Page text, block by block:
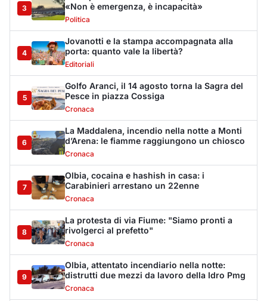
3
«Non è emergenza, è incapacità»
Politica
4
Jovanotti e la stampa accompagnata alla
porta: quanto vale la libertà?
Editoriali
5
Golfo Aranci, il 14 agosto torna la Sagra del
Pesce in piazza Cossiga
Cronaca
6
La Maddalena, incendio nella notte a Monti
d’Arena: le fiamme raggiungono un chiosco
Cronaca
7
Olbia, cocaina e hashish in casa: i
Carabinieri arrestano un 22enne
Cronaca
8
La protesta di via Fiume: "Siamo pronti a
rivolgerci al prefetto"
Cronaca
9
Olbia, attentato incendiario nella notte:
distrutti due mezzi da lavoro della Idro Pmg
Cronaca